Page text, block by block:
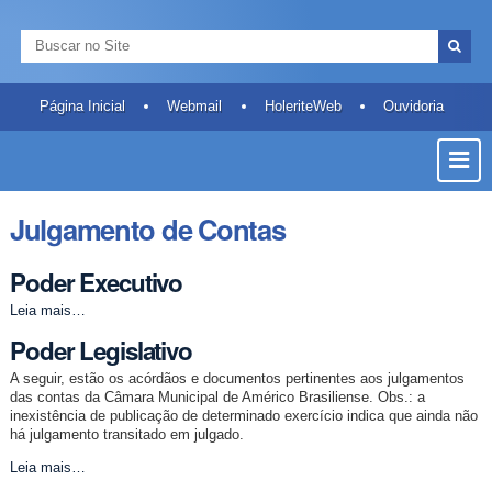
Busca
Avançada…
Página Inicial
Webmail HoleriteWeb Ouvidoria
ou
Julgamento de Contas
Poder Executivo
Poder
-
Leia mais…
Poder Legislativo
A seguir, estão os acórdãos e documentos pertinentes aos julgamentos
das contas da Câmara Municipal de Américo Brasiliense. Obs.: a
inexistência de publicação de determinado exercício indica que ainda não
há julgamento transitado em julgado.
Poder
Leia mais…